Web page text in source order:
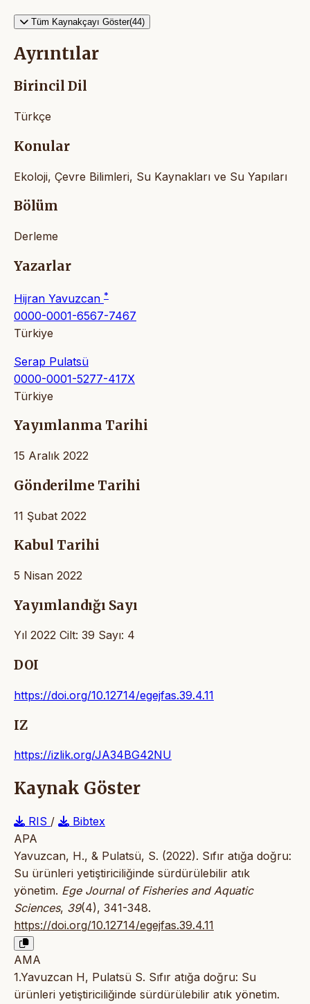
Tüm Kaynakçayı Göster(44)
Ayrıntılar
Birincil Dil
Türkçe
Konular
Ekoloji, Çevre Bilimleri, Su Kaynakları ve Su Yapıları
Bölüm
Derleme
Yazarlar
Hijran Yavuzcan *
0000-0001-6567-7467
Türkiye
Serap Pulatsü
0000-0001-5277-417X
Türkiye
Yayımlanma Tarihi
15 Aralık 2022
Gönderilme Tarihi
11 Şubat 2022
Kabul Tarihi
5 Nisan 2022
Yayımlandığı Sayı
Yıl 2022 Cilt: 39 Sayı: 4
DOI
https://doi.org/10.12714/egejfas.39.4.11
IZ
https://izlik.org/JA34BG42NU
Kaynak Göster
RIS /
Bibtex
APA
Yavuzcan, H., & Pulatsü, S. (2022). Sıfır atığa doğru:
Su ürünleri yetiştiriciliğinde sürdürülebilir atık
yönetim. Ege Journal of Fisheries and Aquatic
Sciences, 39(4), 341-348.
https://doi.org/10.12714/egejfas.39.4.11
AMA
1.Yavuzcan H, Pulatsü S. Sıfır atığa doğru: Su
ürünleri yetiştiriciliğinde sürdürülebilir atık yönetim.